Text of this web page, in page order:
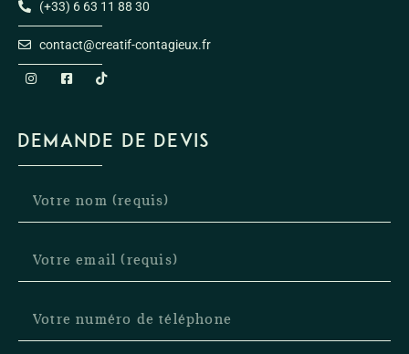
(+33) 6 63 11 88 30
contact@creatif-contagieux.fr
DEMANDE DE DEVIS